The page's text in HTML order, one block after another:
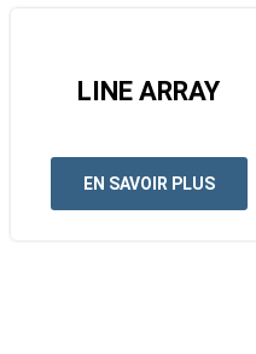
LINE ARRAY​
EN SAVOIR PLUS